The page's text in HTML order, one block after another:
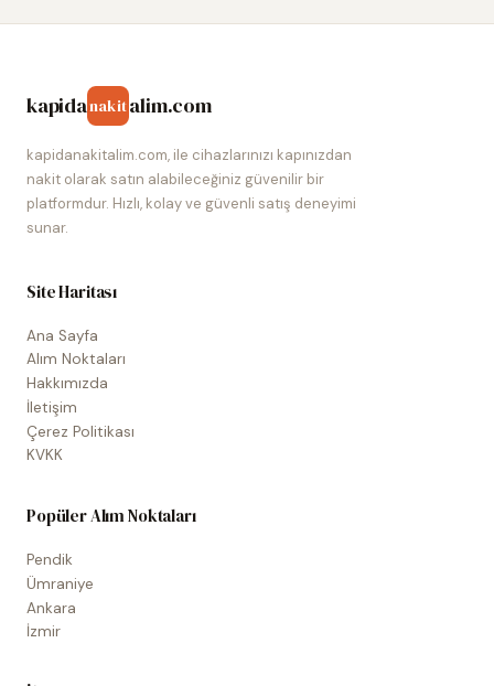
kapidanakitalim.com
kapidanakitalim.com, ile cihazlarınızı kapınızdan
nakit olarak satın alabileceğiniz güvenilir bir
platformdur. Hızlı, kolay ve güvenli satış deneyimi
sunar.
Site Haritası
Ana Sayfa
Alım Noktaları
Hakkımızda
İletişim
Çerez Politikası
KVKK
Popüler Alım Noktaları
Pendik
Ümraniye
Ankara
İzmir